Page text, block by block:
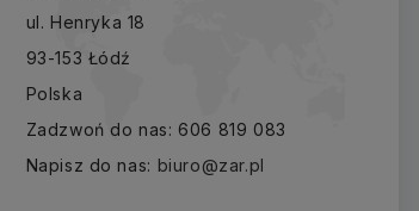
ul. Henryka 18
93-153 Łódź
Polska
Zadzwoń do nas: 606 819 083
Napisz do nas: biuro@zar.pl